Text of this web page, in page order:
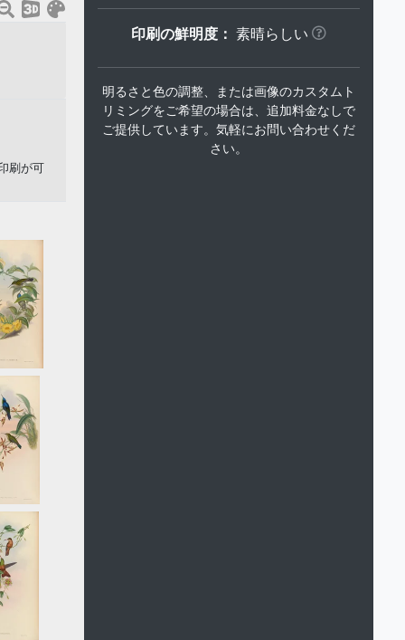
刷が可
印刷の鮮明度： 素晴らしい
明るさと色の調整、または画像のカスタムト
リミングをご希望の場合は、追加料金なしで
ご提供しています。気軽にお問い合わせくだ
さい。